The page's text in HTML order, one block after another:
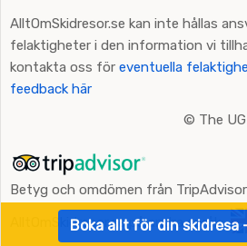
Boka allt för din skidresa
AlltOmSkidresor.se kan inte hållas
felaktigheter i den information vi
kontakta oss för eventuella
feedback här
© The
Betyg och omdömen från TripAdvisor
AlltOmSkidresor.se på andra språk: